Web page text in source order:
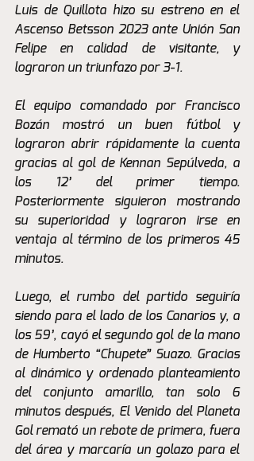
Luis de Quillota hizo su estreno en el
Ascenso Betsson 2023 ante Unión San
Felipe en calidad de visitante, y
lograron un triunfazo por 3-1.
El equipo comandado por Francisco
Bozán mostró un buen fútbol y
lograron abrir rápidamente la cuenta
gracias al gol de Kennan Sepúlveda, a
los 12’ del primer tiempo.
Posteriormente siguieron mostrando
su superioridad y lograron irse en
ventaja al término de los primeros 45
minutos.
Luego, el rumbo del partido seguiría
siendo para el lado de los Canarios y, a
los 59’, cayó el segundo gol de la mano
de Humberto “Chupete” Suazo. Gracias
al dinámico y ordenado planteamiento
del conjunto amarillo, tan solo 6
minutos después, El Venido del Planeta
Gol remató un rebote de primera, fuera
del área y marcaría un golazo para el